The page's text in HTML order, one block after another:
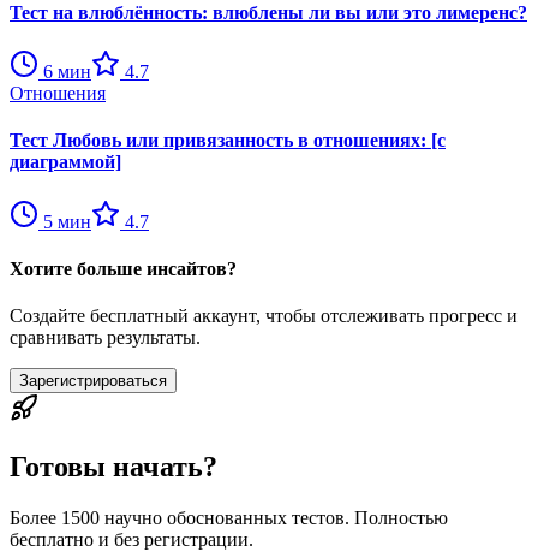
Тест на влюблённость: влюблены ли вы или это лимеренс?
6 мин
4.7
Отношения
Тест Любовь или привязанность в отношениях: [с
диаграммой]
5 мин 4.7
Хотите больше инсайтов?
Создайте бесплатный аккаунт, чтобы отслеживать прогресс и
сравнивать результаты.
Зарегистрироваться
Готовы начать?
Более 1500 научно обоснованных тестов. Полностью
бесплатно и без регистрации.